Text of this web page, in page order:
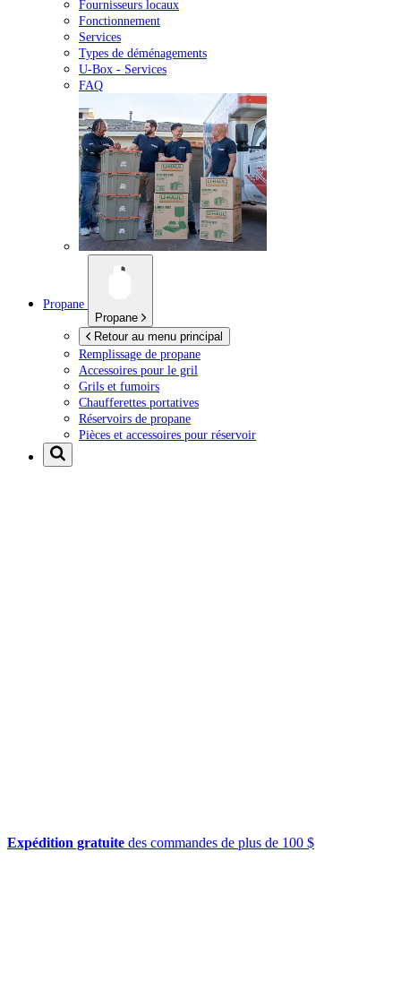
Fournisseurs locaux
Fonctionnement
Services
Types de déménagements
U-Box - Services
FAQ
Propane
Propane
Retour au menu principal
Remplissage de propane
Accessoires pour le gril
Grils et fumoirs
Chaufferettes portatives
Réservoirs de propane
Pièces et accessoires pour réservoir
Expédition gratuite des commandes de plus de 100 $